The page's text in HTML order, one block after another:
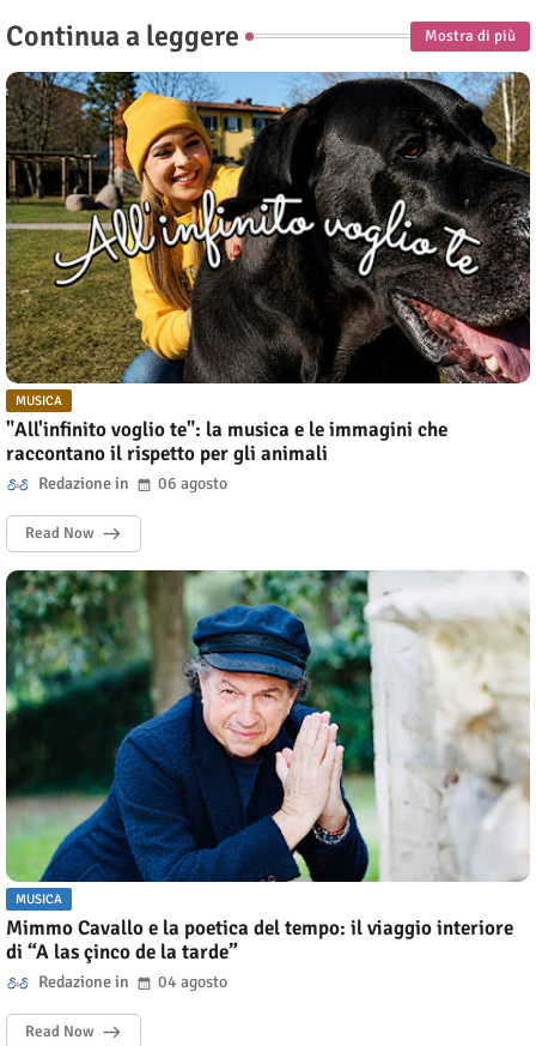
Continua a leggere Mostra di più
MUSICA
"All'infinito voglio te": la musica e le immagini che
raccontano il rispetto per gli animali
Redazione 06 agosto
Read Now
MUSICA
Mimmo Cavallo e la poetica del tempo: il viaggio interiore
di “A las çinco de la tarde”
Redazione 04 agosto
Read Now